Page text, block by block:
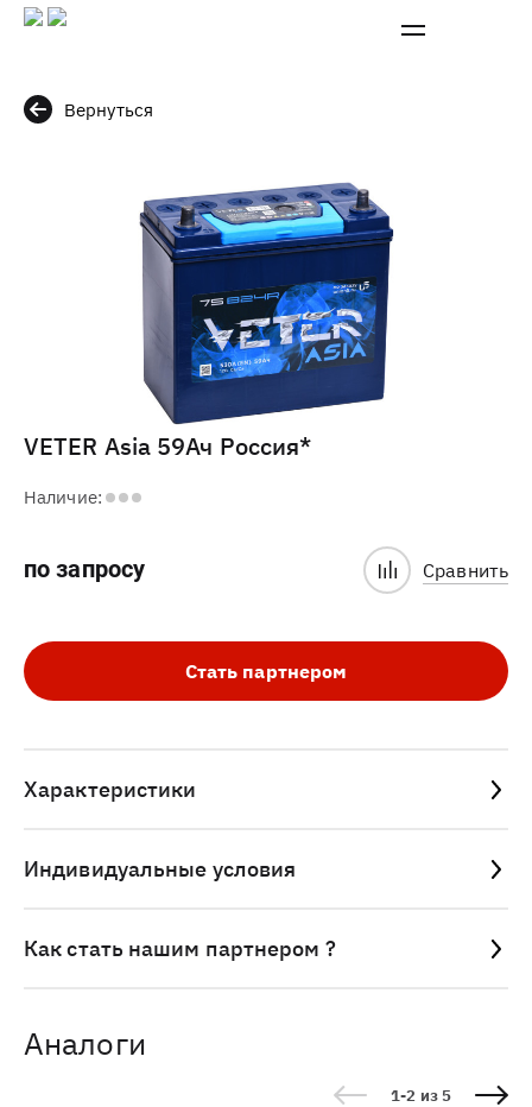
Вернуться
VETER Asia 59Ач Россия*
Наличие:
по запросу Сравнить
Стать партнером
Характеристики
Индивидуальные условия
Как стать нашим партнером ?
Аналоги
1-2 из 5